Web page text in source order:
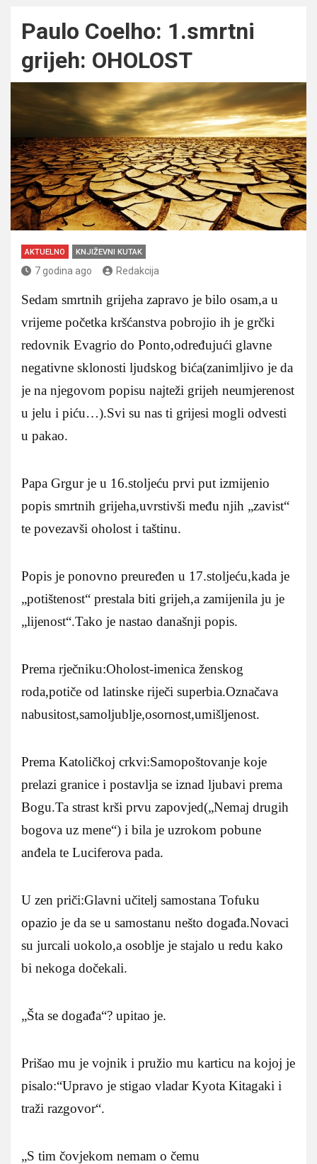
Paulo Coelho: 1.smrtni
grijeh: OHOLOST
AKTUELNO KNJIŽEVNI KUTAK
7 godina ago Redakcija
Sedam smrtnih grijeha zapravo je bilo osam,a u
vrijeme početka kršćanstva pobrojio ih je grčki
redovnik Evagrio do Ponto,određujući glavne
negativne sklonosti ljudskog bića(zanimljivo je da
je na njegovom popisu najteži grijeh neumjerenost
u jelu i piću…).Svi su nas ti grijesi mogli odvesti
u pakao.
Papa Grgur je u 16.stoljeću prvi put izmijenio
popis smrtnih grijeha,uvrstivši među njih „zavist“
te povezavši oholost i taštinu.
Popis je ponovno preuređen u 17.stoljeću,kada je
„potištenost“ prestala biti grijeh,a zamijenila ju je
„lijenost“.Tako je nastao današnji popis.
Prema rječniku:Oholost-imenica ženskog
roda,potiče od latinske riječi superbia.Označava
nabusitost,samoljublje,osornost,umišljenost.
Prema Katoličkoj crkvi:Samopoštovanje koje
prelazi granice i postavlja se iznad ljubavi prema
Bogu.Ta strast krši prvu zapovjed(„Nemaj drugih
bogova uz mene“) i bila je uzrokom pobune
anđela te Luciferova pada.
U zen priči:Glavni učitelj samostana Tofuku
opazio je da se u samostanu nešto događa.Novaci
su jurcali uokolo,a osoblje je stajalo u redu kako
bi nekoga dočekali.
„Šta se događa“? upitao je.
Prišao mu je vojnik i pružio mu karticu na kojoj je
pisalo:“Upravo je stigao vladar Kyota Kitagaki i
traži razgovor“.
„S tim čovjekom nemam o čemu